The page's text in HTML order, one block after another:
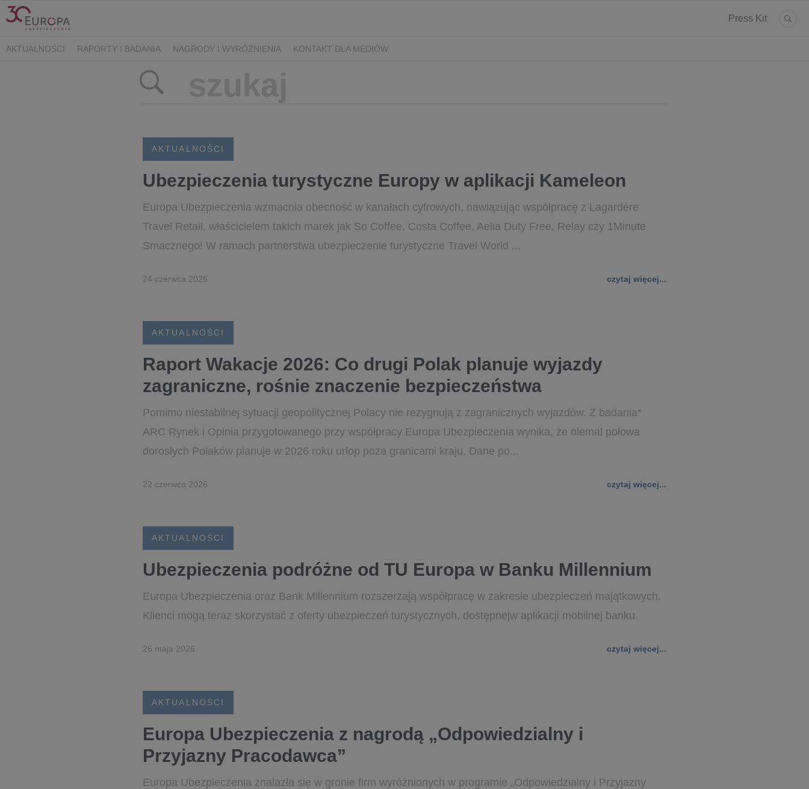
Press Kit
AKTUALNOŚCI RAPORTY I BADANIA NAGRODY I WYRÓŻNIENIA KONTAKT DLA MEDIÓW
AKTUALNOŚCI
Ubezpieczenia turystyczne Europy w aplikacji Kameleon
Europa Ubezpieczenia wzmacnia obecność w kanałach cyfrowych, nawiązując współpracę z Lagardère
Travel Retail, właścicielem takich marek jak So Coffee, Costa Coffee, Aelia Duty Free, Relay czy 1Minute
Smacznego! W ramach partnerstwa ubezpieczenie turystyczne Travel World ...
24 czerwca 2026 czytaj więcej...
AKTUALNOŚCI
Raport Wakacje 2026: Co drugi Polak planuje wyjazdy
zagraniczne, rośnie znaczenie bezpieczeństwa
Pomimo niestabilnej sytuacji geopolitycznej Polacy nie rezygnują z zagranicznych wyjazdów. Z badania*
ARC Rynek i Opinia przygotowanego przy współpracy Europa Ubezpieczenia wynika, że niemal połowa
dorosłych Polaków planuje w 2026 roku urlop poza granicami kraju. Dane po...
22 czerwca 2026 czytaj więcej...
AKTUALNOŚCI
Ubezpieczenia podróżne od TU Europa w Banku Millennium
Europa Ubezpieczenia oraz Bank Millennium rozszerzają współpracę w zakresie ubezpieczeń majątkowych.
Klienci mogą teraz skorzystać z oferty ubezpieczeń turystycznych, dostępnejw aplikacji mobilnej banku.
26 maja 2026 czytaj więcej...
AKTUALNOŚCI
Europa Ubezpieczenia z nagrodą „Odpowiedzialny i
Przyjazny Pracodawca”
Europa Ubezpieczenia znalazła się w gronie firm wyróżnionych w programie „Odpowiedzialny i Przyjazny